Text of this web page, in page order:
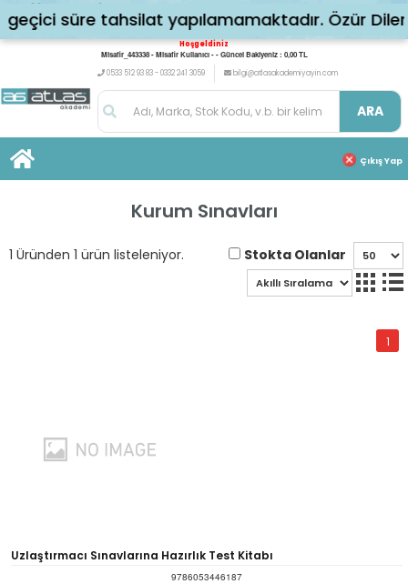
süre tahsilat yapılamamaktadır. Özür
Hoşgeldiniz
Misafir_443338 - Misafir Kullanıcı - - Güncel Bakiyeniz : 0,00 TL
0533 512 93 83 - 0332 241 3059
bilgi@atlasakademiyayin.com
ARA
Çıkış Yap
Kurum Sınavları
1 Üründen 1 ürün listeleniyor. Stokta Olanlar
1
Uzlaştırmacı Sınavlarına Hazırlık Test Kitabı
9786053446187